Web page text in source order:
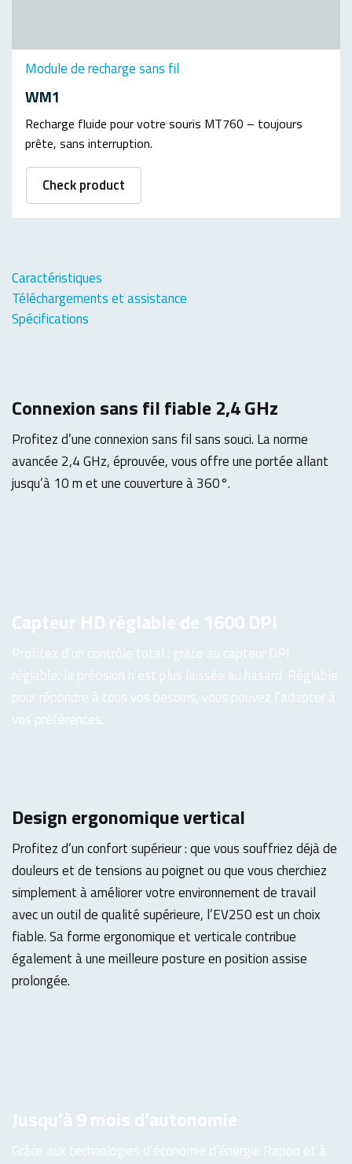
Module de recharge sans fil
WM1
Recharge fluide pour votre souris MT760 – toujours
prête, sans interruption.
Check product
Caractéristiques
Téléchargements et assistance
Spécifications
Connexion sans fil fiable 2,4 GHz
Profitez d’une connexion sans fil sans souci. La norme
avancée 2,4 GHz, éprouvée, vous offre une portée allant
jusqu’à 10 m et une couverture à 360°.
Capteur HD réglable de 1600 DPI
Profitez d’un contrôle total : grâce au capteur DPI
réglable, la précision n’est plus laissée au hasard. Réglable
pour répondre à tous vos besoins, vous pouvez l’adapter à
vos préférences.
Design ergonomique vertical
Profitez d’un confort supérieur : que vous souffriez déjà de
douleurs et de tensions au poignet ou que vous cherchiez
simplement à améliorer votre environnement de travail
avec un outil de qualité supérieure, l’EV250 est un choix
fiable. Sa forme ergonomique et verticale contribue
également à une meilleure posture en position assise
prolongée.
Jusqu’à 9 mois d’autonomie
Grâce aux technologies d’économie d’énergie Rapoo et à